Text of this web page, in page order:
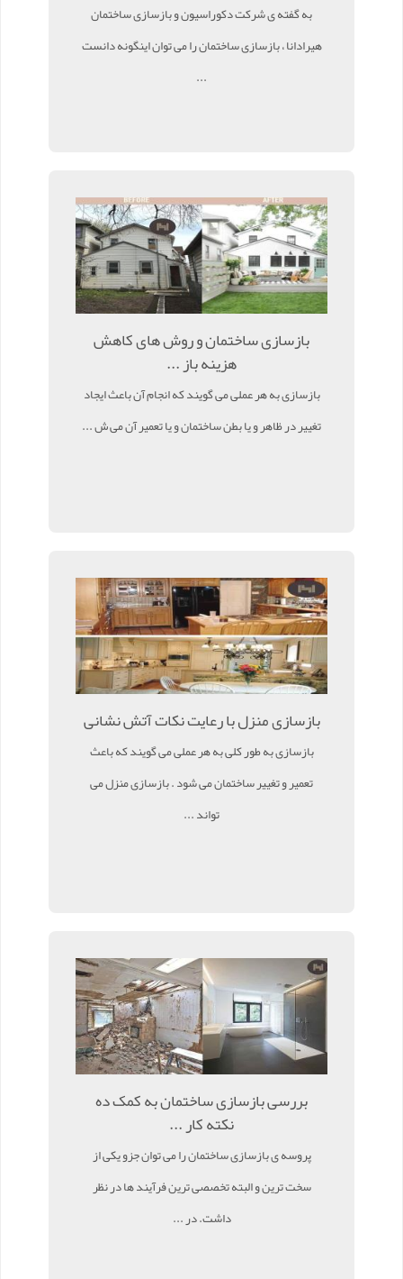
به گفته ی شرکت دکوراسیون و بازسازی ساختمان
هیرادانا ، بازسازی ساختمان را می توان اینگونه دانست
...
بازسازی ساختمان و روش های کاهش
هزینه باز ...
بازسازی به هر عملی می گویند که انجام آن باعث ایجاد
تغییر در ظاهر و یا بطن ساختمان و یا تعمیر آن می ش ...
بازسازی منزل با رعایت نکات آتش نشانی
بازسازی به طور کلی به هر عملی می گویند که باعث
تعمیر و تغییر ساختمان می شود . بازسازی منزل می
تواند ...
بررسی بازسازی ساختمان به کمک ده
نکته کار ...
پروسه ی بازسازی ساختمان را می توان جزو یکی از
سخت ترین و البته تخصصی ترین فرآیند ها در نظر
داشت. در ...